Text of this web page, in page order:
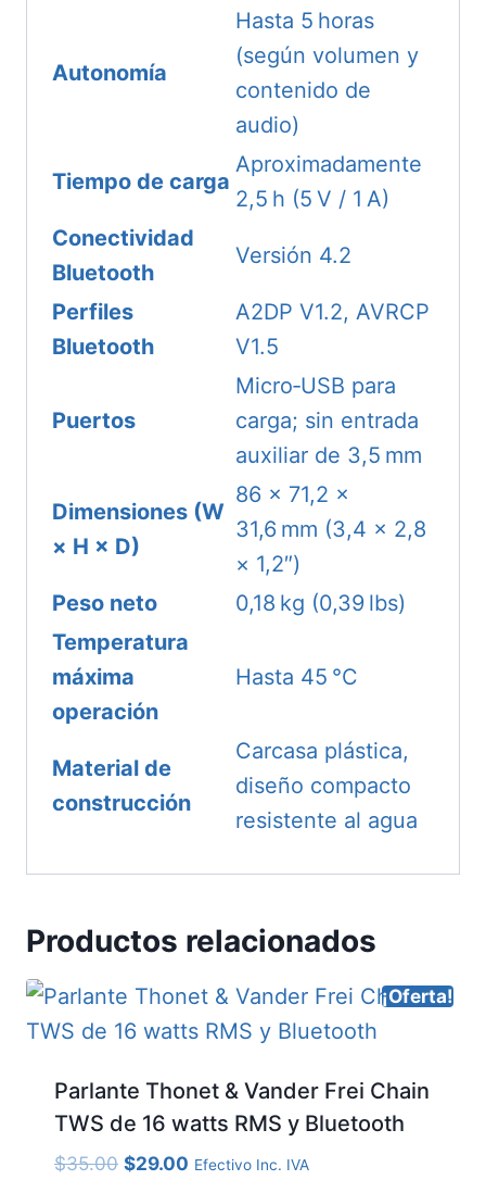
Autonomía
Hasta 5 horas
(según volumen y
contenido de
audio)
Tiempo de carga
Aproximadamente
2,5 h (5 V / 1 A)
Conectividad
Bluetooth
Versión 4.2
Perfiles
Bluetooth
A2DP V1.2, AVRCP
V1.5
Puertos
Micro‑USB para
carga; sin entrada
auxiliar de 3,5 mm
Dimensiones (W
× H × D)
86 × 71,2 ×
31,6 mm (3,4 × 2,8
× 1,2″)
Peso neto
0,18 kg (0,39 lbs)
Temperatura
máxima
operación
Hasta 45 °C
Material de
construcción
Carcasa plástica,
diseño compacto
resistente al agua
Productos relacionados
¡Oferta!
Parlante Thonet & Vander Frei Chain
TWS de 16 watts RMS y Bluetooth
$35.00 El
$29.00 El
Efectivo Inc. IVA